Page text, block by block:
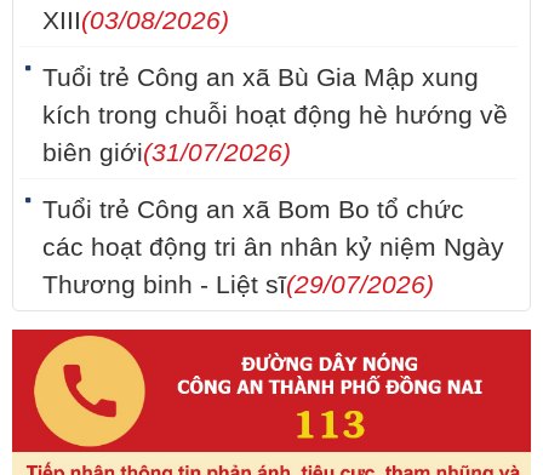
XIII(03/08/2026)
Tuổi trẻ Công an xã Bù Gia Mập xung
kích trong chuỗi hoạt động hè hướng về
biên giới(31/07/2026)
Tuổi trẻ Công an xã Bom Bo tổ chức
các hoạt động tri ân nhân kỷ niệm Ngày
Thương binh - Liệt sĩ(29/07/2026)